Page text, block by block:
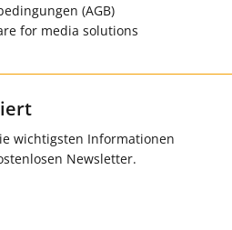
(AGB)
for media solutions
wichtigsten Informationen
Newsletter.